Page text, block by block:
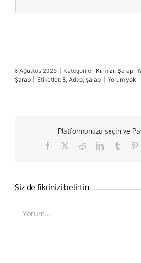
8 Ağustos 2025 Kategoriler: Kırmızı, Şarap,
Şarap
Etiketler: 8, Adco, şarap Yorum yok
Platformunuzu seçin ve
Facebook RedditLinkedInTumblr
Siz de fikrinizi belirtin